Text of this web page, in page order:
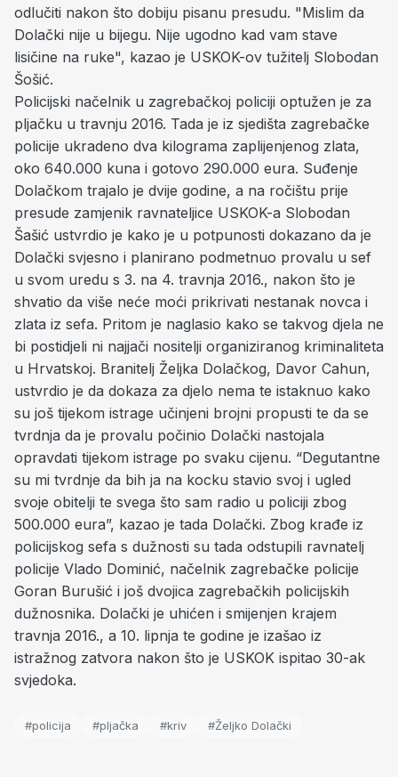
odlučiti nakon što dobiju pisanu presudu. "Mislim da
Dolački nije u bijegu. Nije ugodno kad vam stave
lisičine na ruke", kazao je USKOK-ov tužitelj Slobodan
Šošić.
Policijski načelnik u zagrebačkoj policiji optužen je za
pljačku u travnju 2016. Tada je iz sjedišta zagrebačke
policije ukradeno dva kilograma zaplijenjenog zlata,
oko 640.000 kuna i gotovo 290.000 eura. Suđenje
Dolačkom trajalo je dvije godine, a na ročištu prije
presude zamjenik ravnateljice USKOK-a Slobodan
Šašić ustvrdio je kako je u potpunosti dokazano da je
Dolački svjesno i planirano podmetnuo provalu u sef
u svom uredu s 3. na 4. travnja 2016., nakon što je
shvatio da više neće moći prikrivati nestanak novca i
zlata iz sefa. Pritom je naglasio kako se takvog djela ne
bi postidjeli ni najjači nositelji organiziranog kriminaliteta
u Hrvatskoj. Branitelj Željka Dolačkog, Davor Cahun,
ustvrdio je da dokaza za djelo nema te istaknuo kako
su još tijekom istrage učinjeni brojni propusti te da se
tvrdnja da je provalu počinio Dolački nastojala
opravdati tijekom istrage po svaku cijenu. “Degutantne
su mi tvrdnje da bih ja na kocku stavio svoj i ugled
svoje obitelji te svega što sam radio u policiji zbog
500.000 eura”, kazao je tada Dolački. Zbog krađe iz
policijskog sefa s dužnosti su tada odstupili ravnatelj
policije Vlado Dominić, načelnik zagrebačke policije
Goran Burušić i još dvojica zagrebačkih policijskih
dužnosnika. Dolački je uhićen i smijenjen krajem
travnja 2016., a 10. lipnja te godine je izašao iz
istražnog zatvora nakon što je USKOK ispitao 30-ak
svjedoka.
#policija #pljačka #kriv #Željko Dolački